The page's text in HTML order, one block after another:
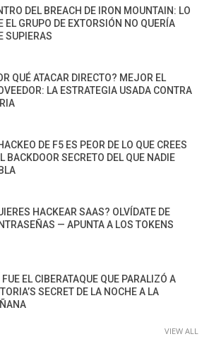
DEL BREACH DE IRON MOUNTAIN: LO
EL GRUPO DE EXTORSIÓN NO QUERÍA
SUPIERAS
QUÉ ATACAR DIRECTO? MEJOR EL
LA ESTRATEGIA USADA CONTRA
DE F5 ES PEOR DE LO QUE CREES
BACKDOOR SECRETO DEL QUE NADIE
HACKEAR SAAS? OLVÍDATE DE
— APUNTA A LOS TOKENS
EL CIBERATAQUE QUE PARALIZÓ A
SECRET DE LA NOCHE A LA
VIEW ALL